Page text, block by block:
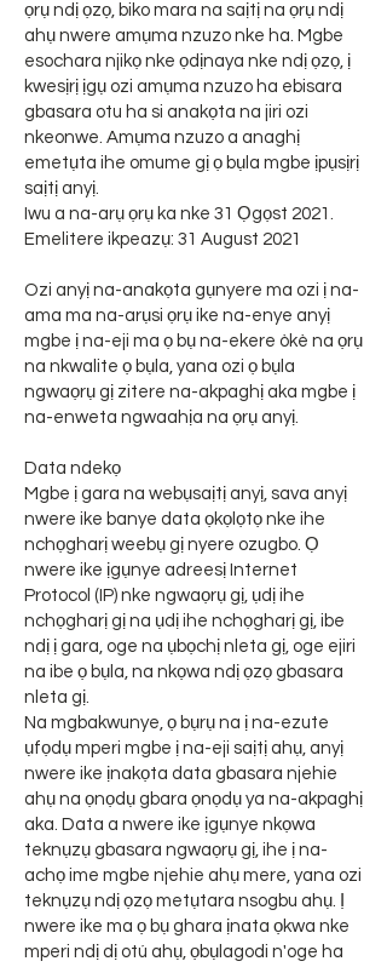
ọrụ ndị ọzọ, biko mara na saịtị na ọrụ ndị
ahụ nwere amụma nzuzo nke ha. Mgbe
esochara njikọ nke ọdịnaya nke ndị ọzọ, ị
kwesịrị ịgụ ozi amụma nzuzo ha ebisara
gbasara otu ha si anakọta na jiri ozi
nkeonwe. Amụma nzuzo a anaghị
emetụta ihe omume gị ọ bụla mgbe ịpụsịrị
saịtị anyị.
Iwu a na-arụ ọrụ ka nke 31 Ọgọst 2021.
Emelitere ikpeazụ: 31 August 2021
Ozi anyị na-anakọta gụnyere ma ozi ị na-
ama ma na-arụsi ọrụ ike na-enye anyị
mgbe ị na-eji ma ọ bụ na-ekere òkè na ọrụ
na nkwalite ọ bụla, yana ozi ọ bụla
ngwaọrụ gị zitere na-akpaghị aka mgbe ị
na-enweta ngwaahịa na ọrụ anyị.
Data ndekọ
Mgbe ị gara na webụsaịtị anyị, sava anyị
nwere ike banye data ọkọlọtọ nke ihe
nchọgharị weebụ gị nyere ozugbo. Ọ
nwere ike ịgụnye adreesị Internet
Protocol (IP) nke ngwaọrụ gị, ụdị ihe
nchọgharị gị na ụdị ihe nchọgharị gị, ibe
ndị ị gara, oge na ụbọchị nleta gị, oge ejiri
na ibe ọ bụla, na nkọwa ndị ọzọ gbasara
nleta gị.
Na mgbakwunye, ọ bụrụ na ị na-ezute
ụfọdụ mperi mgbe ị na-eji saịtị ahụ, anyị
nwere ike ịnakọta data gbasara njehie
ahụ na ọnọdụ gbara ọnọdụ ya na-akpaghị
aka. Data a nwere ike ịgụnye nkọwa
teknụzụ gbasara ngwaọrụ gị, ihe ị na-
achọ ime mgbe njehie ahụ mere, yana ozi
teknụzụ ndị ọzọ metụtara nsogbu ahụ. Ị
nwere ike ma ọ bụ ghara ịnata ọkwa nke
mperi ndị dị otú ahụ, ọbụlagodi n'oge ha